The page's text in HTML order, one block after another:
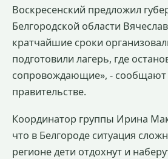
Воскресенский предложил
Белгородской области
кратчайшие сроки
подготовили лагерь, где
сопровождающие», - сообщают
правительстве.
Координатор группы Ирина
что в Белгороде ситуация
регионе дети отдохнут и